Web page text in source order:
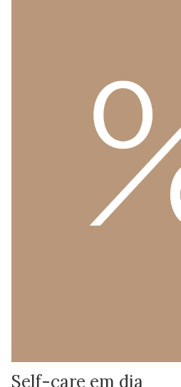
Self-care em dia